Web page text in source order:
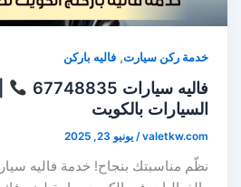
خدمة ركن سيارت,فاليه باركن
فاليه سيارات 67748835
|
السيارات بالكويت
valetkw.com
/يونيو 23, 2025
نظّم مناسبتك بنجاح! خدمة فاليه